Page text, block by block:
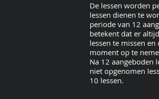
De lessen worden
lessen dienen te
periode van 12
betekent dat er
lessen te missen
moment op te
Na 12 aangeboden
niet opgenomen
10 lessen.